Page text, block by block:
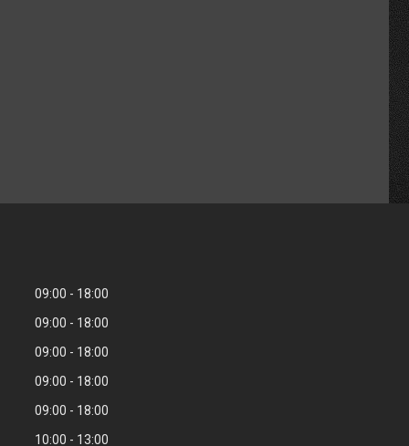
09:00
18:00
09:00
18:00
09:00
18:00
09:00
18:00
09:00
18:00
10:00
13:00